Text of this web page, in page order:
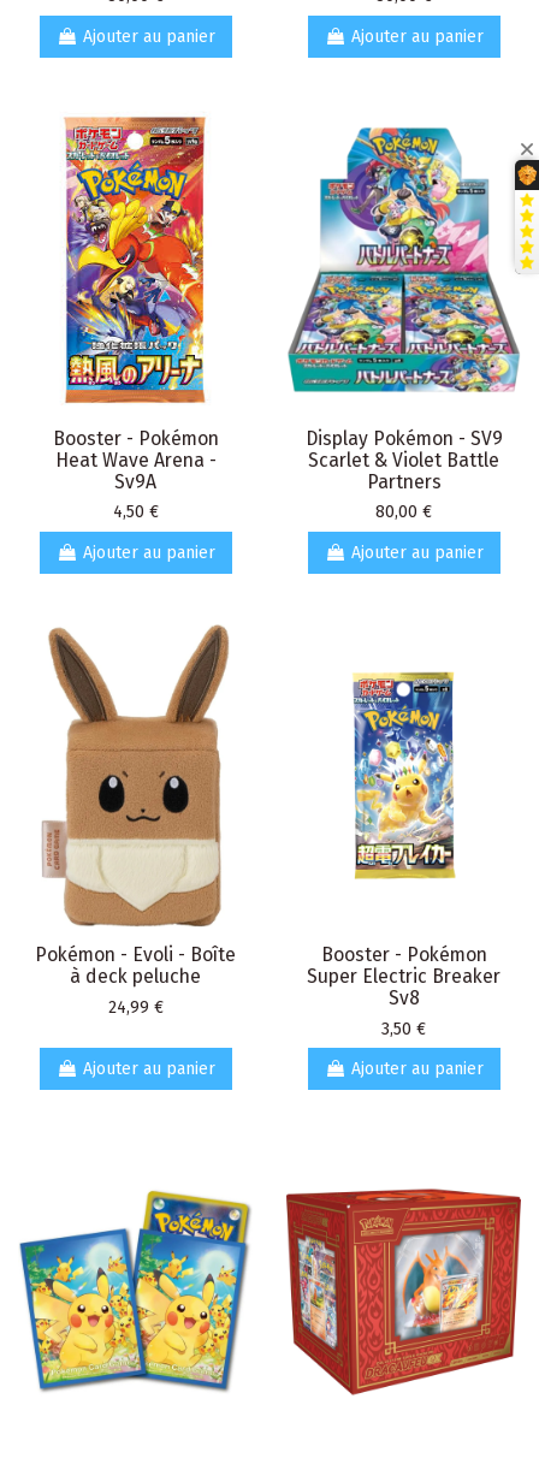
Ajouter au panier
Ajouter au panier
Booster - Pokémon
Heat Wave Arena -
Sv9A
Prix
4,50 €
Ajouter au panier
Display Pokémon - SV9
Scarlet & Violet Battle
Partners
Prix
80,00 €
Ajouter au panier
Pokémon - Evoli - Boîte
à deck peluche
Prix
24,99 €
Ajouter au panier
Booster - Pokémon
Super Electric Breaker
Sv8
Prix
3,50 €
Ajouter au panier